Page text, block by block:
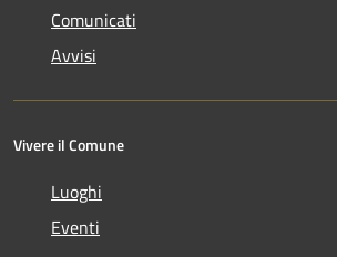
Comunicati
Avvisi
Vivere il Comune
Luoghi
Eventi